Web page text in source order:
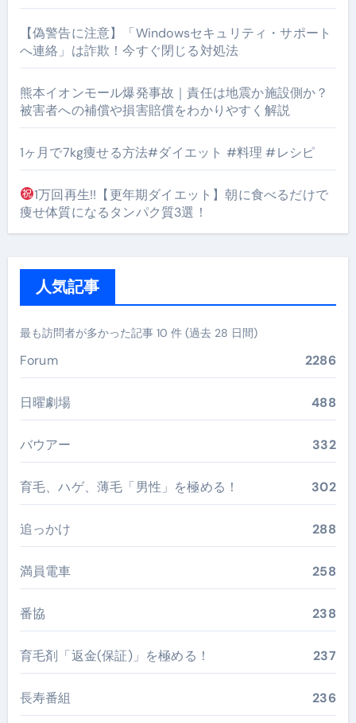
【偽警告に注意】「Windowsセキュリティ・サポート
へ連絡」は詐欺！今すぐ閉じる対処法
熊本イオンモール爆発事故｜責任は地震か施設側か？
被害者への補償や損害賠償をわかりやすく解説
1ヶ月で7kg痩せる方法#ダイエット #料理 #レシピ
1万回再生!!【更年期ダイエット】朝に食べるだけで
痩せ体質になるタンパク質3選！
人気記事
最も訪問者が多かった記事 10 件 (過去 28 日間)
Forum 2286
日曜劇場 488
バウアー 332
育毛、ハゲ、薄毛「男性」を極める！ 302
追っかけ 288
満員電車 258
番協 238
育毛剤「返金(保証)」を極める！ 237
長寿番組 236